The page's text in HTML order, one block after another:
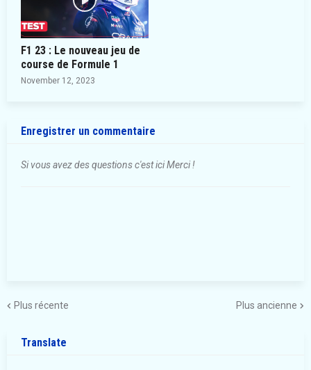
F1 23 : Le nouveau jeu de
course de Formule 1
November 12, 2023
Enregistrer un commentaire
Si vous avez des questions c'est ici Merci !
Plus récente Plus ancienne
Translate